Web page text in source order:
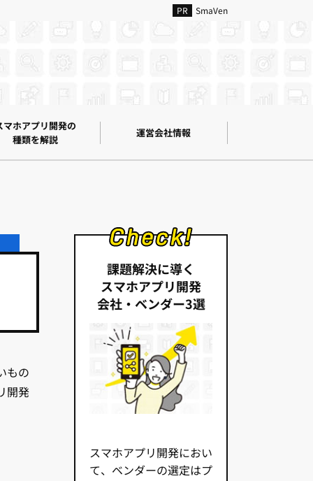
SmaVen
マホアプリ開発の
種類を解説
運営会社情報
もの
開発
課題解決に導く
スマホアプリ開発
会社・ベンダー3選
スマホアプリ開発におい
て、ベンダーの選定はプ